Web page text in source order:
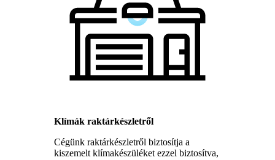
Klímák raktárkészletről
Cégünk raktárkészletről biztosítja a
kiszemelt klímakészüléket ezzel biztosítva,